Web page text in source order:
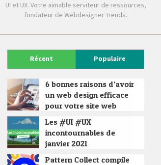
UI et UX. Votre aimable serviteur de ressources,
fondateur de Webdesigner Trends.
Récent Populaire
6 bonnes raisons d’avoir
un web design efficace
pour votre site web
Les #UI #UX
incontournables de
janvier 2021
Pattern Collect compile